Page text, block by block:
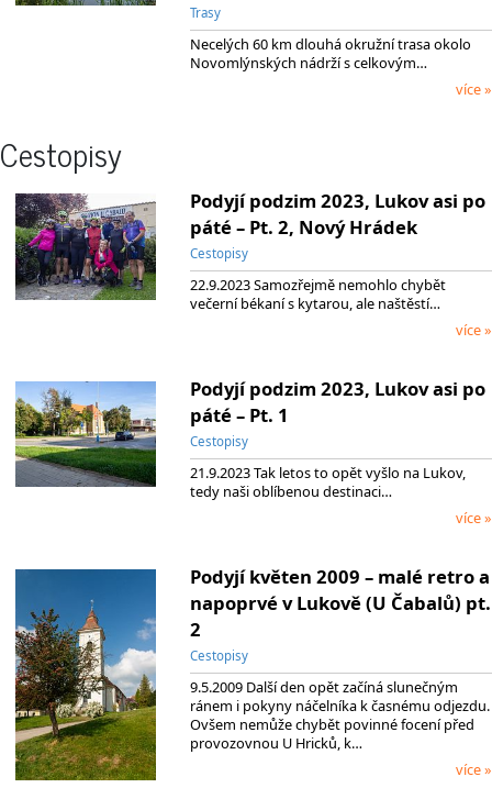
Trasy
Necelých 60 km dlouhá okružní trasa okolo
Novomlýnských nádrží s celkovým…
více »
Cestopisy
Podyjí podzim 2023, Lukov asi po
páté – Pt. 2, Nový Hrádek
Cestopisy
22.9.2023 Samozřejmě nemohlo chybět
večerní békaní s kytarou, ale naštěstí…
více »
Podyjí podzim 2023, Lukov asi po
páté – Pt. 1
Cestopisy
21.9.2023 Tak letos to opět vyšlo na Lukov,
tedy naši oblíbenou destinaci…
více »
Podyjí květen 2009 – malé retro a
napoprvé v Lukově (U Čabalů) pt.
2
Cestopisy
9.5.2009 Další den opět začíná slunečným
ránem i pokyny náčelníka k časnému odjezdu.
Ovšem nemůže chybět povinné focení před
provozovnou U Hricků, k…
více »